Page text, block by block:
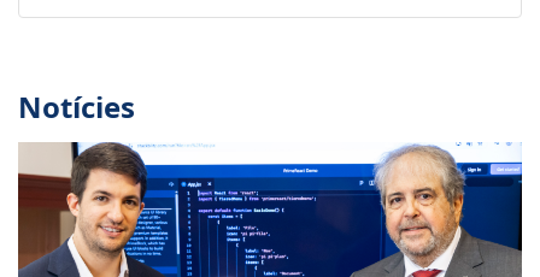
Notícies